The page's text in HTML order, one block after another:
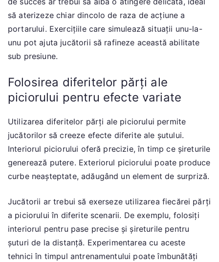
să aterizeze chiar dincolo de raza de acțiune a
portarului. Exercițiile care simulează situații unu-la-
unu pot ajuta jucătorii să rafineze această abilitate
sub presiune.
Folosirea diferitelor părți ale
piciorului pentru efecte variate
Utilizarea diferitelor părți ale piciorului permite
jucătorilor să creeze efecte diferite ale șutului.
Interiorul piciorului oferă precizie, în timp ce șireturile
generează putere. Exteriorul piciorului poate produce
curbe neașteptate, adăugând un element de surpriză.
Jucătorii ar trebui să exerseze utilizarea fiecărei părți
a piciorului în diferite scenarii. De exemplu, folosiți
interiorul pentru pase precise și șireturile pentru
șuturi de la distanță. Experimentarea cu aceste
tehnici în timpul antrenamentului poate îmbunătăți